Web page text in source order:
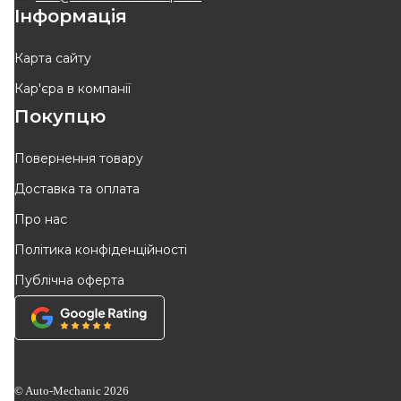
КУПИТИ
Відправка
- 10 %
NIPPARTS
776 грн
КУПИТИ
Інформація
Карта сайту
Кар'єра в компанії
Покупцю
Повернення товару
Доставка та оплата
Про нас
Політика конфіденційності
Публічна оферта
© Auto-Mechanic 2026